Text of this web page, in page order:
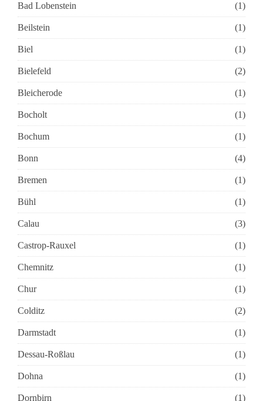
Bad Lobenstein (1)
Beilstein (1)
Biel (1)
Bielefeld (2)
Bleicherode (1)
Bocholt (1)
Bochum (1)
Bonn (4)
Bremen (1)
Bühl (1)
Calau (3)
Castrop-Rauxel (1)
Chemnitz (1)
Chur (1)
Colditz (2)
Darmstadt (1)
Dessau-Roßlau (1)
Dohna (1)
Dornbirn (1)